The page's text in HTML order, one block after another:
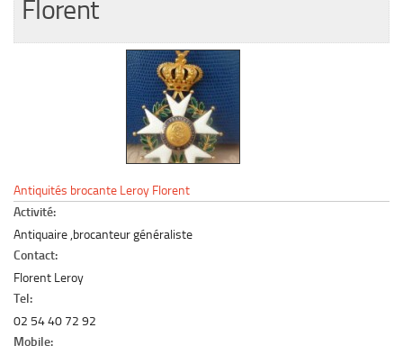
Le marché du mobilier d’occasion
Insertion Annuaire
Florent
Antiquités brocante Leroy Florent
Activité:
Antiquaire ,brocanteur généraliste
Contact:
Florent Leroy
Tel:
02 54 40 72 92
Mobile: